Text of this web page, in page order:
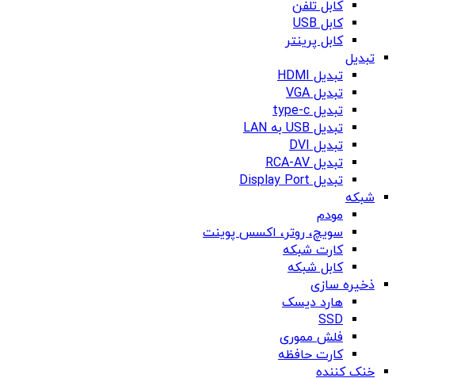
کابل تلفن
کابل USB
کابل پرینتر
تبدیل
تبدیل HDMI
تبدیل VGA
تبدیل type-c
تبدیل USB به LAN
تبدیل DVI
تبدیل RCA-AV
تبدیل Display Port
شبکه
مودم
سویچ، روتر، اکسس پوینت
کارت شبکه
کابل شبکه
ذخیره سازی
هارد دیسک
SSD
فلش مموری
کارت حافظه
خنک کننده